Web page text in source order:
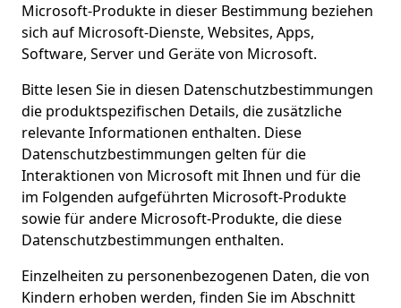
Microsoft-Produkte in dieser Bestimmung beziehen
sich auf Microsoft-Dienste, Websites, Apps,
Software, Server und Geräte von Microsoft.
Bitte lesen Sie in diesen Datenschutzbestimmungen
die produktspezifischen Details, die zusätzliche
relevante Informationen enthalten. Diese
Datenschutzbestimmungen gelten für die
Interaktionen von Microsoft mit Ihnen und für die
im Folgenden aufgeführten Microsoft-Produkte
sowie für andere Microsoft-Produkte, die diese
Datenschutzbestimmungen enthalten.
Einzelheiten zu personenbezogenen Daten, die von
Kindern erhoben werden, finden Sie im Abschnitt